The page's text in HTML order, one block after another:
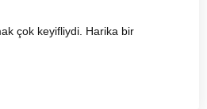
çok keyifliydi. Harika bir